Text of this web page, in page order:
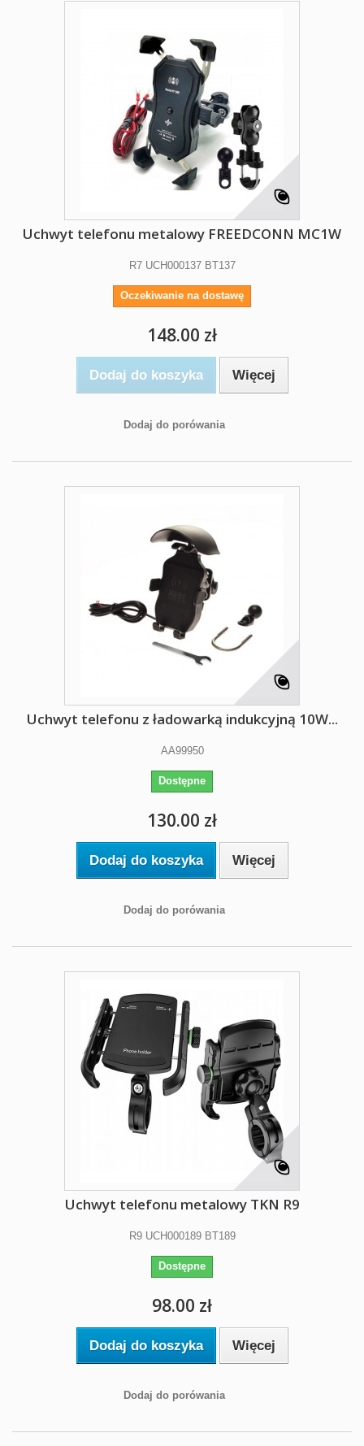
Uchwyt telefonu metalowy FREEDCONN MC1W
R7 UCH000137 BT137
Oczekiwanie na dostawę
148.00 zł
Dodaj do koszyka Więcej
Dodaj do porówania
Uchwyt telefonu z ładowarką indukcyjną 10W...
AA99950
Dostępne
130.00 zł
Dodaj do koszyka Więcej
Dodaj do porówania
Uchwyt telefonu metalowy TKN R9
R9 UCH000189 BT189
Dostępne
98.00 zł
Dodaj do koszyka Więcej
Dodaj do porówania